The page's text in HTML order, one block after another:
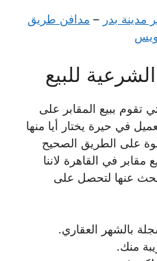
مدينة بدر – مدافن طريق
للبيع
تقوم ببيع المقابر على
في حيرة يختار أيا منها
على الطريق الصحيح
مقابر في القاهرة لاننا
عنها لتحصل على
بالشهر العقاري.
منك.